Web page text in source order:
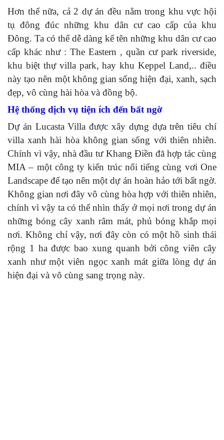
Hơn thế nữa, cả 2 dự án đều nằm trong khu vực hội
tụ đông đúc những khu dân cư cao cấp của khu
Đông. Ta có thể dễ dàng kể tên những khu dân cư cao
cấp khác như : The Eastern , quần cư park riverside,
khu biệt thự villa park, hay khu Keppel Land,.. điều
này tạo nên một không gian sống hiện đại, xanh, sạch
đẹp, vô cùng hài hòa và đồng bộ.
Hệ thống dịch vụ tiện ích đến bất ngờ
Dự án Lucasta Villa được xây dựng dựa trên tiêu chí
villa xanh hài hòa không gian sống với thiên nhiên.
Chính vì vậy, nhà đầu tư Khang Điền đã hợp tác cùng
MIA – một công ty kiến trúc nổi tiếng cùng vơi One
Landscape để tạo nên một dự án hoàn hảo tới bất ngờ.
Không gian nơi đây vô cùng hòa hợp với thiên nhiên,
chính vì vậy ta có thể nhìn thấy ở mọi nơi trong dự án
những bóng cây xanh râm mát, phủ bóng khắp mọi
nơi. Không chỉ vậy, nơi đây còn có một hồ sinh thái
rộng 1 ha được bao xung quanh bởi công viên cây
xanh như một viên ngọc xanh mát giữa lòng dự án
hiện đại và vô cùng sang trọng này.